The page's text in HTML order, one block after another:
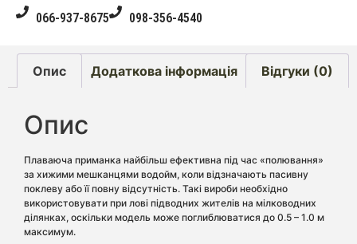
066-937-8675 098-356-4540
Опис Додаткова інформація Відгуки (0)
Опис
Плаваюча приманка найбільш ефективна під час «полювання»
за хижими мешканцями водойм, коли відзначають пасивну
поклеву або її повну відсутність. Такі вироби необхідно
використовувати при лові підводних жителів на мілководних
ділянках, оскільки модель може поглиблюватися до 0.5 – 1.0 м
максимум.